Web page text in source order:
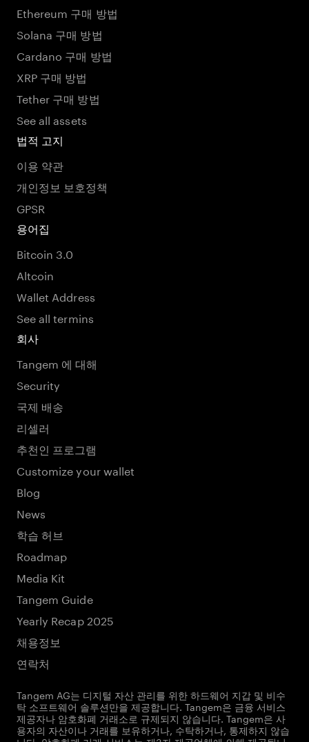
Ethereum 구매 방법
Solana 구매 방법
Cardano 구매 방법
XRP 구매 방법
Tether 구매 방법
See all assets
법적 고지
이용 약관
개인정보 보호정책
GPSR
용어집
Bitcoin 3.0
Altcoin
Wallet Address
See all termins
회사
Tangem 에 대해
Security
국제 배송
리셀러
추천인 프로그램
Customize your wallet
Blog
News
학습 허브
Roadmap
Media Kit
Tangem Guide
Yearly Recap 2025
채용정보
연락처
Tangem AG는 디지털 자산 관리를 위한 하드웨어 지갑 및 비수
탁 소프트웨어 솔루션만을 제공합니다. Tangem은 금융 서비스
제공자나 암호화폐 거래소로 규제되지 않습니다. Tangem은 사
용자의 자산이나 거래를 보유하거나, 수탁하거나, 통제하지 않습